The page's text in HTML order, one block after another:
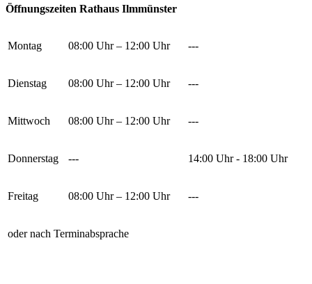
Öffnungszeiten Rathaus Ilmmünster
Montag 08:00 Uhr – 12:00 Uhr ---
Dienstag 08:00 Uhr – 12:00 Uhr ---
Mittwoch 08:00 Uhr – 12:00 Uhr ---
Donnerstag --- 14:00 Uhr - 18:00 Uhr
Freitag 08:00 Uhr – 12:00 Uhr ---
oder nach Terminabsprache